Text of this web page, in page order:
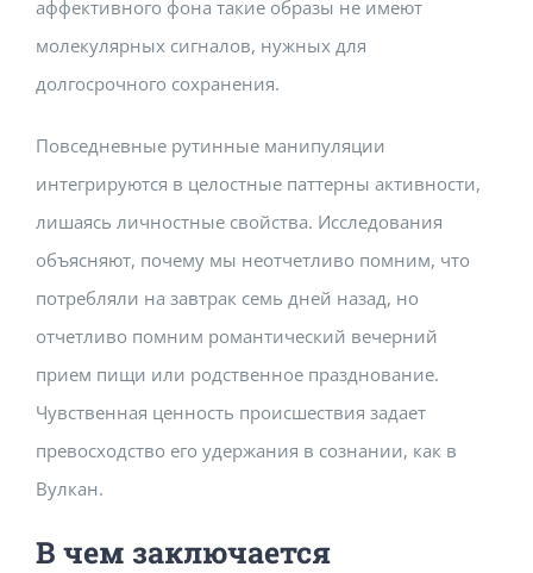
аффективного фона такие образы не имеют
молекулярных сигналов, нужных для
долгосрочного сохранения.
Повседневные рутинные манипуляции
интегрируются в целостные паттерны активности,
лишаясь личностные свойства. Исследования
объясняют, почему мы неотчетливо помним, что
потребляли на завтрак семь дней назад, но
отчетливо помним романтический вечерний
прием пищи или родственное празднование.
Чувственная ценность происшествия задает
превосходство его удержания в сознании, как в
Вулкан.
В чем заключается